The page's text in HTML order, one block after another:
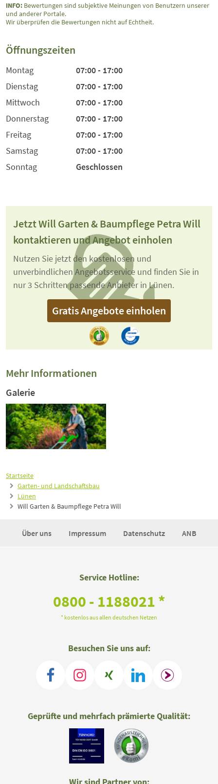
Startseite
Garten- und Landschaftsbau
Lünen
Will Garten & Baumpflege Petra Will
INFO: Bewertungen sind subjektive Meinungen von Benutzern unserer
und anderer Portale.
Wir überprüfen die Bewertungen nicht auf Echtheit.
Öffnungszeiten
Montag
07:00 - 17:00
Dienstag
07:00 - 17:00
Mittwoch
07:00 - 17:00
Donnerstag
07:00 - 17:00
Freitag
07:00 - 17:00
Samstag
07:00 - 17:00
Sonntag
Geschlossen
Jetzt Will Garten & Baumpflege Petra Will
kontaktieren und Angebot einholen
Nutzen Sie jetzt den kostenlosen und
unverbindlichen Angebotsservice und finden Sie in
nur 3 Schritten passende Anbieter in Lünen.
Gratis Angebote einholen
Mehr Informationen
Galerie
Über uns Impressum Datenschutz ANB
Service Hotline:
0800 - 1188021 *
* kostenlos aus allen deutschen Netzen
Besuchen Sie uns auf:
Geprüfte und mehrfach prämierte Qualität: